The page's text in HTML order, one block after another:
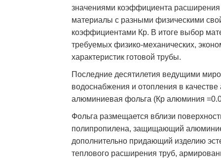
значениями коэффициента
материалы с разными физическими
коэффициентами Кр. В итоге выбор
требуемых физико-механических,
характеристик готовой трубы.
Последние десятилетия ведущими
водоснабжения и отопления в
алюминиевая фольга (Кр алюминия
Фольга размещается вблизи
полипропилена, защищающий
дополнительно придающий изделию
теплового расширения труб,